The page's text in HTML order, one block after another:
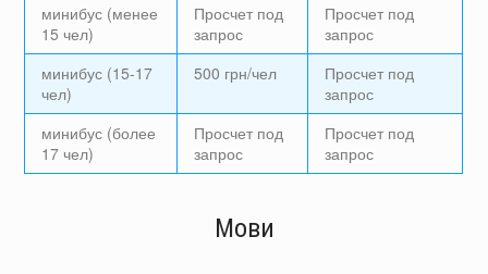
минибус (менее
15 чел)
Просчет под
запрос
Просчет под
запрос
минибус (15-17
чел)
500 грн/чел
Просчет под
запрос
минибус (более
17 чел)
Просчет под
запрос
Просчет под
запрос
Мови